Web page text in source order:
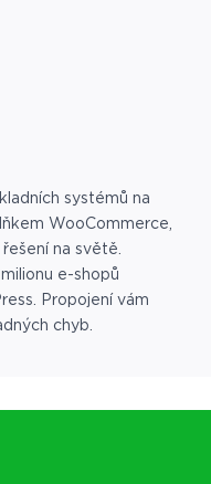
systémů na
WooCommerce,
na světě.
e-shopů
Propojení vám
chyb.